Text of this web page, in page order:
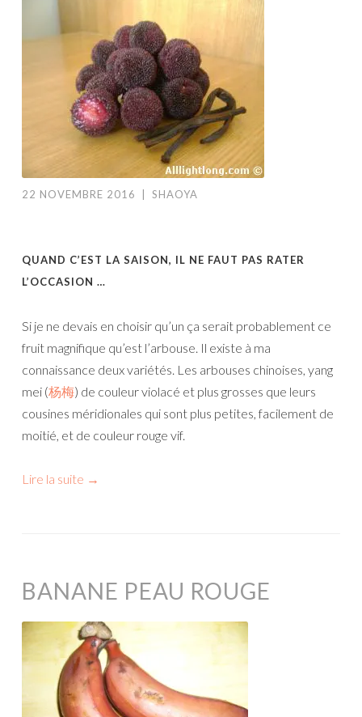
22 NOVEMBRE 2016 SHAOYA
QUAND C’EST LA SAISON, IL NE FAUT PAS RATER
L’OCCASION …
Si je ne devais en choisir qu’un ça serait probablement ce
fruit magnifique qu’est l’arbouse. Il existe à ma
connaissance deux variétés. Les arbouses chinoises, yang
mei (杨梅) de couleur violacé et plus grosses que leurs
cousines méridionales qui sont plus petites, facilement de
moitié, et de couleur rouge vif.
Lire la suite →
BANANE PEAU ROUGE